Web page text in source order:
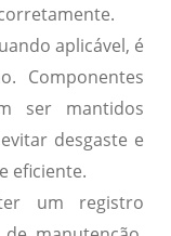
aplicável, é
Componentes
ser mantidos
desgaste e
eficiente.
um registro